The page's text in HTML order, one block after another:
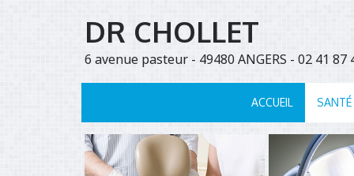
DR CHOLLET
6 avenue pasteur - 49480 ANGERS - 02 41
ACCUEIL SANTÉ